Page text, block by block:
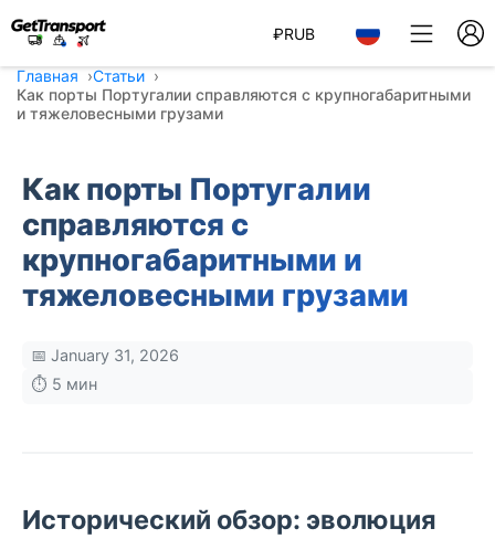
₽RUB
Главная
Статьи
Как порты Португалии справляются с крупногабаритными
и тяжеловесными грузами
Как порты Португалии
справляются с
крупногабаритными и
тяжеловесными грузами
📅 January 31, 2026
⏱️ 5 мин
Исторический обзор: эволюция